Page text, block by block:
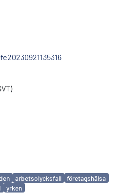
arbetsolycksfall
företagshälsa
yrken